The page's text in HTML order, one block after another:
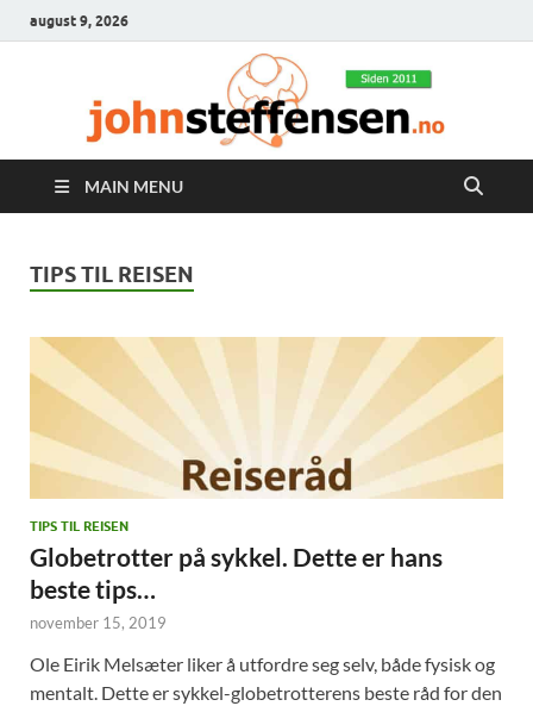
august 9, 2026
MAIN MENU
TIPS TIL REISEN
TIPS TIL REISEN
Globetrotter på sykkel. Dette er hans
beste tips…
november 15, 2019
Ole Eirik Melsæter liker å utfordre seg selv, både fysisk og
mentalt. Dette er sykkel-globetrotterens beste råd for den